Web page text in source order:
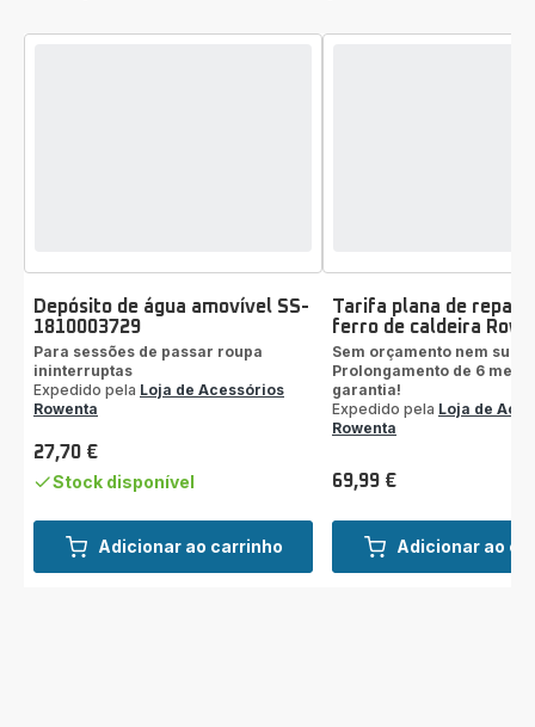
Adicionar ao carrinho
Depósito de água amovível SS-
1810003729
Para sessões de passar roupa
ininterruptas
Expedido pela Loja de Acessórios
Rowenta
Preço
27,70 €
Stock disponível
Adicionar ao
Tarifa plana de
ferro de caldeira
Sem orçamento nem
Prolongamento de 6
garantia!
Expedido pela Loja de
Rowenta
Preço
69,99 €